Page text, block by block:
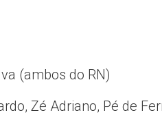
(ambos do RN)
Zé Adriano, Pé de